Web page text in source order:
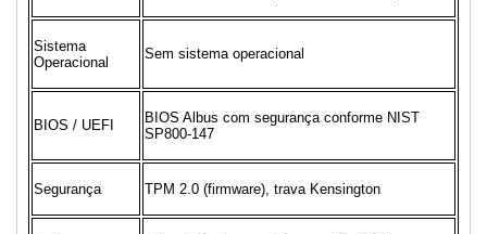
Sistema
Operacional
Sem sistema operacional
BIOS / UEFI
BIOS Albus com segurança conforme NIST
SP800-147
Segurança TPM 2.0 (firmware), trava Kensington